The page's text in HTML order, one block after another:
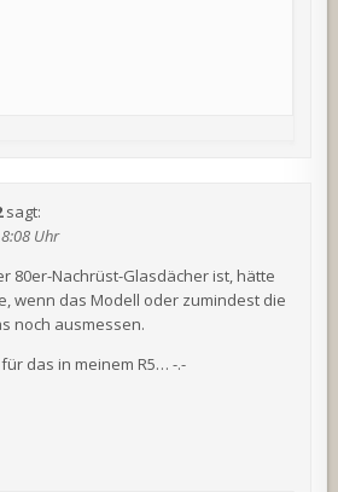
sagt:
Uhr
80er-Nachrüst-Glasdächer ist, hätte
wenn das Modell oder zumindest die
noch ausmessen.
das in meinem R5… -.-